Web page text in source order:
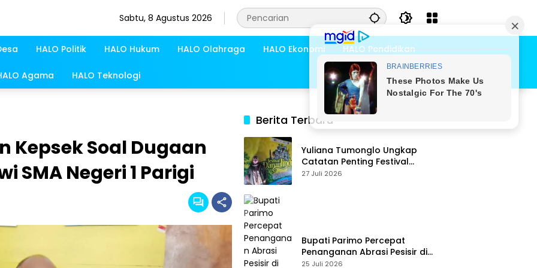
Sabtu, 8 Agustus 2026
HALO Politik HALO Hukum HALO Olahraga HALO Ekonomi HALO Pendidikan
Agama HALO Teknologi
Kepsek Soal Dugaan
SMA Negeri 1 Parigi
Berita Terbaru
Yuliana Tumonglo Ungkap
Catatan Penting Festival
Danau Lindu: Parkir hingga
27 Juli 2026
Bupati Parimo Percepat
Penanganan Abrasi Pesisir di
Desa Palasa Tengah
25 Juli 2026